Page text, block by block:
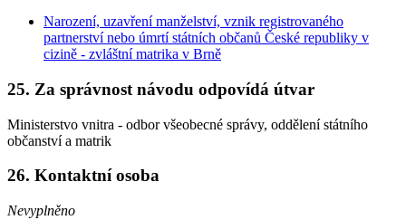
Narození, uzavření manželství, vznik registrovaného
partnerství nebo úmrtí státních občanů České republiky v
cizině - zvláštní matrika v Brně
25. Za správnost návodu odpovídá útvar
Ministerstvo vnitra - odbor všeobecné správy, oddělení státního
občanství a matrik
26. Kontaktní osoba
Nevyplněno